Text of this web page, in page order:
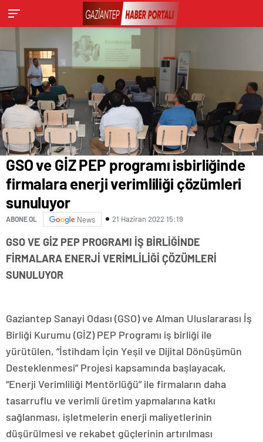
GSO ve GİZ PEP programı isbirliğinde
firmalara enerji verimliliği çözümleri
sunuluyor
ABONE OL News 21 Haziran 2022 15:19
GSO VE GİZ PEP PROGRAMI İŞ BİRLİĞİNDE
FİRMALARA ENERJİ VERİMLİLİĞİ ÇÖZÜMLERİ
SUNULUYOR
Gaziantep Sanayi Odası (GSO) ve Alman Uluslararası İş
Birliği Kurumu (GİZ) PEP Programı iş birliği ile
yürütülen, “İstihdam İçin Yeşil ve Dijital Dönüşümün
Desteklenmesi” Projesi kapsamında başlayacak,
“Enerji Verimliliği Mentörlüğü” ile firmaların daha
tasarruflu ve verimli üretim yapmalarına katkı
sağlanması, işletmelerin enerji maliyetlerinin
düşürülmesi ve rekabet güçlerinin artırılması